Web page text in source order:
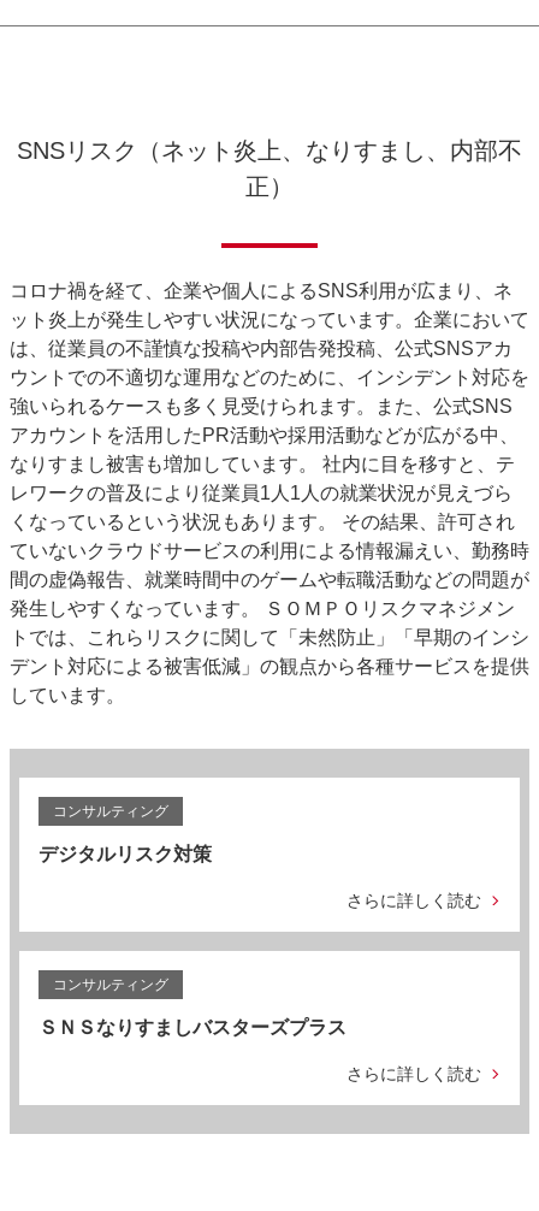
SNSリスク（ネット炎上、なりすまし、内部不
正）
コロナ禍を経て、企業や個人によるSNS利用が広まり、ネ
ット炎上が発生しやすい状況になっています。企業において
は、従業員の不謹慎な投稿や内部告発投稿、公式SNSアカ
ウントでの不適切な運用などのために、インシデント対応を
強いられるケースも多く見受けられます。また、公式SNS
アカウントを活用したPR活動や採用活動などが広がる中、
なりすまし被害も増加しています。 社内に目を移すと、テ
レワークの普及により従業員1人1人の就業状況が見えづら
くなっているという状況もあります。 その結果、許可され
ていないクラウドサービスの利用による情報漏えい、勤務時
間の虚偽報告、就業時間中のゲームや転職活動などの問題が
発生しやすくなっています。 ＳＯＭＰＯリスクマネジメン
トでは、これらリスクに関して「未然防止」「早期のインシ
デント対応による被害低減」の観点から各種サービスを提供
しています。
コンサルティング
デジタルリスク対策
さらに詳しく読む
コンサルティング
ＳＮＳなりすましバスターズプラス
さらに詳しく読む